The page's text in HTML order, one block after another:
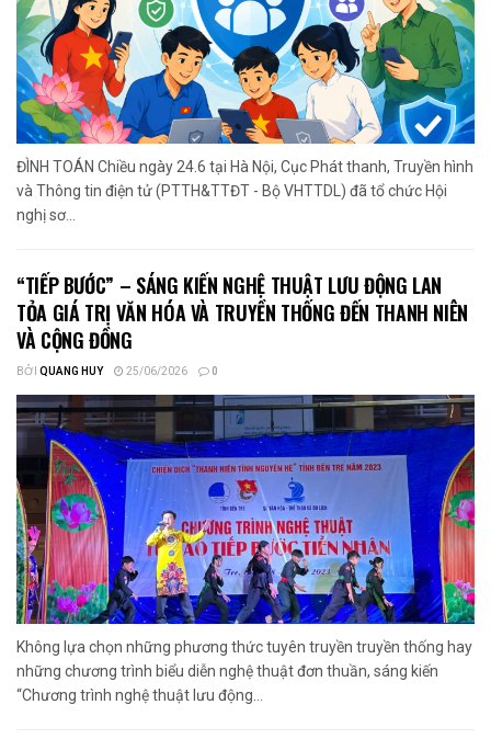
ĐÌNH TOÁN Chiều ngày 24.6 tại Hà Nội, Cục Phát thanh, Truyền hình
và Thông tin điện tử (PTTH&TTĐT - Bộ VHTTDL) đã tổ chức Hội
nghị sơ...
“TIẾP BƯỚC” – SÁNG KIẾN NGHỆ THUẬT LƯU ĐỘNG LAN
TỎA GIÁ TRỊ VĂN HÓA VÀ TRUYỀN THỐNG ĐẾN THANH NIÊN
VÀ CỘNG ĐỒNG
BỞI QUANG HUY 25/06/2026 0
Không lựa chọn những phương thức tuyên truyền truyền thống hay
những chương trình biểu diễn nghệ thuật đơn thuần, sáng kiến
“Chương trình nghệ thuật lưu động...